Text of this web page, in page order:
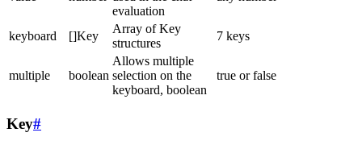
evaluation
keyboard []Key
Array of Key
structures
7 keys
multiple boolean
Allows multiple
selection on the
keyboard, boolean
true or false
Key#